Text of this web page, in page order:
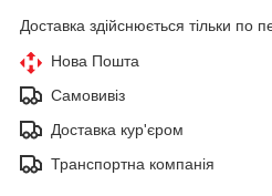
Доставка здійснюється тільки по
Нова Пошта
Самовивіз
Доставка кур'єром
Транспортна компанія